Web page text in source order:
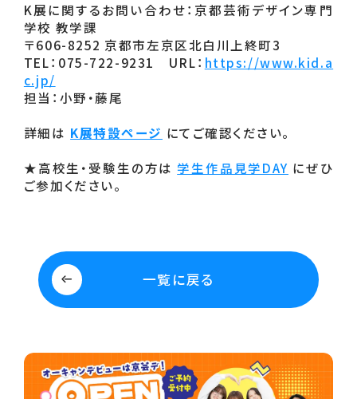
K展に関するお問い合わせ：京都芸術デザイン専門
学校 教学課
〒606-8252 京都市左京区北白川上終町3
TEL：075-722-9231　URL： https://www.kid.a
c.jp/
担当：小野・藤尾
詳細は K展特設ページ にてご確認ください。
★高校生・受験生の方は 学生作品見学DAY にぜひ
ご参加ください。
一覧に戻る